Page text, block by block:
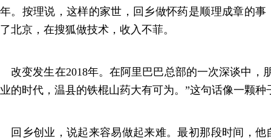
年。按理说，这样的家世，回乡做怀药是顺理成章的
了北京，在搜狐做技术，收入不菲。
改变发生在2018年。在阿里巴巴总部的一次深谈中，
业的时代，温县的铁棍山药大有可为。”这句话像一颗种
回乡创业，说起来容易做起来难。最初那段时间，他